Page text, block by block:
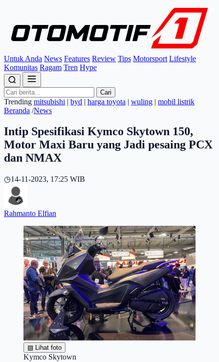
Untuk Anda News Features Review Tips Motorsport Lifestyle
Komunitas Ragam Tren Hype
Cari
Trending mitsubishi | byd | harga toyota | wuling | mobil listrik
Beranda /News
Intip Spesifikasi Kymco Skytown 150,
Motor Maxi Baru yang Jadi pesaing PCX
dan NMAX
◷14-11-2023, 17:25 WIB
Rahmanto Elfian
▧ Lihat foto
Kymco Skytown